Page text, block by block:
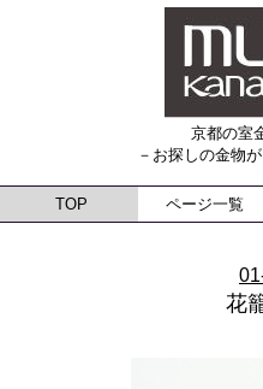
京都の室
－お探しの金物
TOP ページ一覧
花